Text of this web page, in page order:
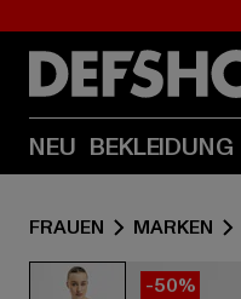
NEU BEKLEIDUNG
FRAUEN MARKEN
-50%